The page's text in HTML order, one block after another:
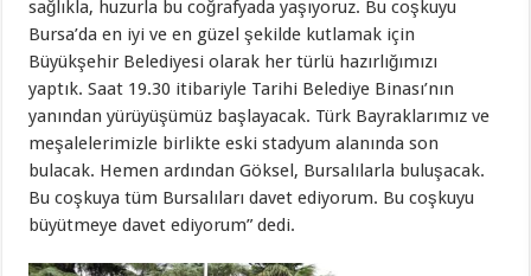
sağlıkla, huzurla bu coğrafyada yaşıyoruz. Bu coşkuyu
Bursa’da en iyi ve en güzel şekilde kutlamak için
Büyükşehir Belediyesi olarak her türlü hazırlığımızı
yaptık. Saat 19.30 itibariyle Tarihi Belediye Binası’nın
yanından yürüyüşümüz başlayacak. Türk Bayraklarımız ve
meşalelerimizle birlikte eski stadyum alanında son
bulacak. Hemen ardından Göksel, Bursalılarla buluşacak.
Bu coşkuya tüm Bursalıları davet ediyorum. Bu coşkuyu
büyütmeye davet ediyorum” dedi.